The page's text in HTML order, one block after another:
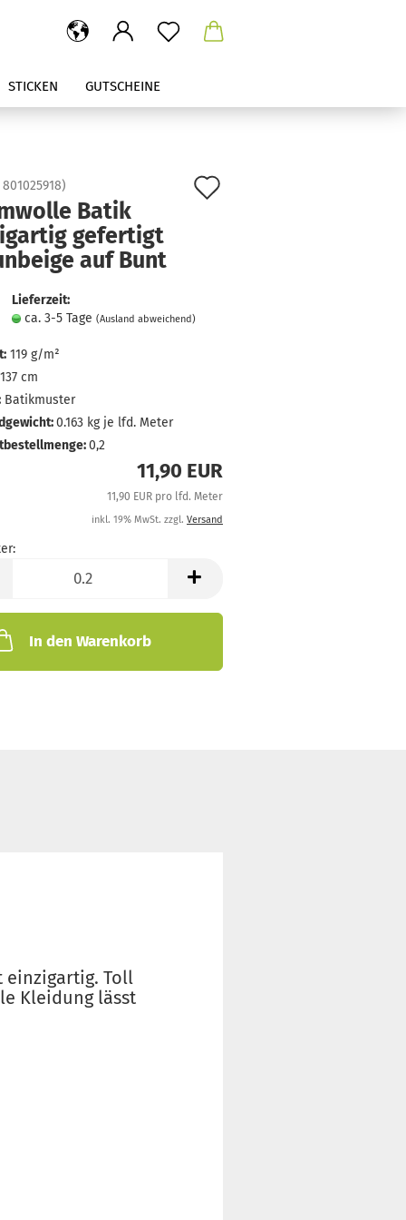
STICKEN GUTSCHEINE
801025918)
Batik
gefertigt
auf Bunt
Lieferzeit:
ca. 3-5 Tage (Ausland abweichend)
119 g/m²
137 cm
Batikmuster
0.163kg je lfd. Meter
0,2
11,90 EUR
11,90 EUR pro lfd. Meter
inkl. 19% MwSt. zzgl. Versand
In den Warenkorb
einzigartig. Toll
Kleidung lässt